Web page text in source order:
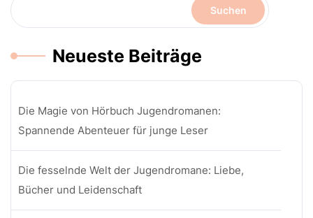
Suchen
Neueste Beiträge
Die Magie von Hörbuch Jugendromanen:
Spannende Abenteuer für junge Leser
Die fesselnde Welt der Jugendromane: Liebe,
Bücher und Leidenschaft